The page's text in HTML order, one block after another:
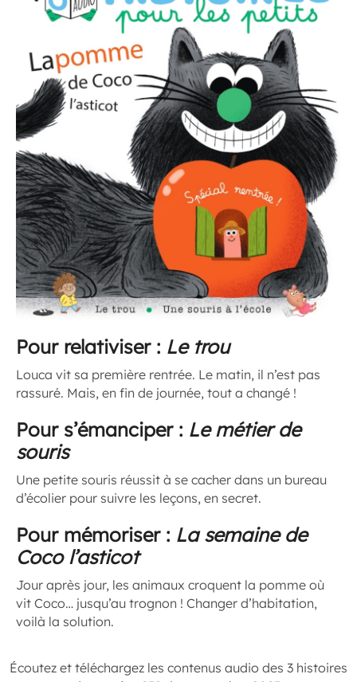
Pour relativiser : Le trou
Louca vit sa première rentrée. Le matin, il n’est pas
rassuré. Mais, en fin de journée, tout a changé !
Pour s’émanciper : Le métier de
souris
Une petite souris réussit à se cacher dans un bureau
d’écolier pour suivre les leçons, en secret.
Pour mémoriser : La semaine de
Coco l’asticot
Jour après jour, les animaux croquent la pomme où
vit Coco… jusqu’au trognon ! Changer d’habitation,
voilà la solution.
Écoutez et téléchargez les contenus audio des 3 histoires